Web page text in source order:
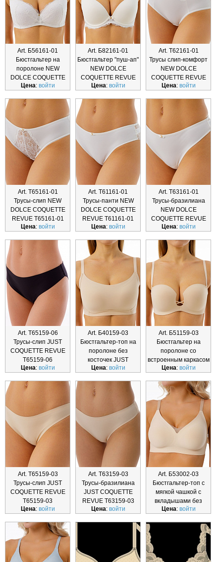
Art. Б56161-01
Бюстгальтер на
поролоне NEW
DOLCE COQUETTE
REVUE Б56161-01
Цена: войти
Art. Б82161-01
Бюстгальтер "пуш-ап"
NEW DOLCE
COQUETTE REVUE
Б8
Цена: войти
Art. Т62161-01
Трусы слип-комфорт
NEW DOLCE
COQUETTE REVUE
Т62161-01
Цена: войти
Art. Т65161-01
Трусы-слип NEW
DOLCE COQUETTE
REVUE Т65161-01
Цена: войти
Art. Т61161-01
Трусы-панти NEW
DOLCE COQUETTE
REVUE Т61161-01
Цена: войти
Art. Т63161-01
Трусы-бразилиана
NEW DOLCE
COQUETTE REVUE
Т63161-01
Цена: войти
Art. Т65159-06
Трусы-слип JUST
COQUETTE REVUE
Т65159-06
Цена: войти
Art. Б40159-03
Бюстгальтер-топ на
поролоне без
косточек JUST
COQUETTE REV
Цена: войти
Art. Б51159-03
Бюстгальтер на
поролоне со
встроенным каркасом
JUST COQUET
Цена: войти
Art. Т65159-03
Трусы-слип JUST
COQUETTE REVUE
Т65159-03
Цена: войти
Art. Т63159-03
Трусы-бразилиана
JUST COQUETTE
REVUE Т63159-03
Цена: войти
Art. Б53002-03
Бюстгальтер-топ с
мягкой чашкой с
вкладышами без
косточек
Цена: войти